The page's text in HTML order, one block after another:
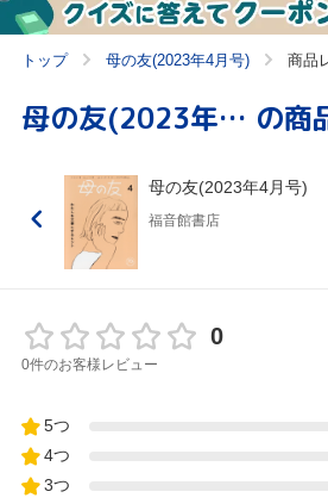
トップ 母の友(2023年4月号) 商品
母の友(2023年4月号) の商
母の友(2023年4月号)
福音館書店
0
0件のお客様レビュー
5つ
4つ
3つ